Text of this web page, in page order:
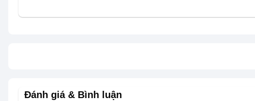
Đánh giá & Bình luận